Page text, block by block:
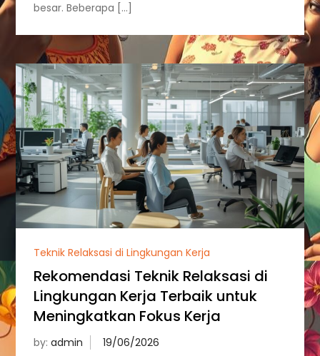
besar. Beberapa […]
Teknik Relaksasi di Lingkungan Kerja
Rekomendasi Teknik Relaksasi di
Lingkungan Kerja Terbaik untuk
Meningkatkan Fokus Kerja
by:admin